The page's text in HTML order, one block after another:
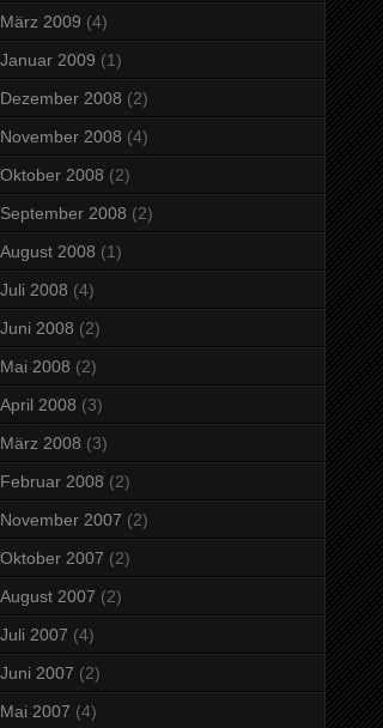
März 2009 (4)
Januar 2009 (1)
Dezember 2008 (2)
November 2008 (4)
Oktober 2008 (2)
September 2008 (2)
August 2008 (1)
Juli 2008 (4)
Juni 2008 (2)
Mai 2008 (2)
April 2008 (3)
März 2008 (3)
Februar 2008 (2)
November 2007 (2)
Oktober 2007 (2)
August 2007 (2)
Juli 2007 (4)
Juni 2007 (2)
Mai 2007 (4)